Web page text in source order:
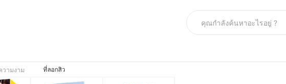
ามงาม ที่ลอกสิว